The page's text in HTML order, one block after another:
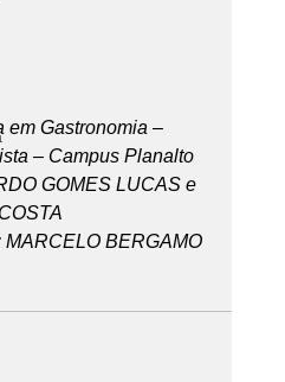
em Gastronomia –
– Campus Planalto
GOMES LUCAS e
BERGAMO